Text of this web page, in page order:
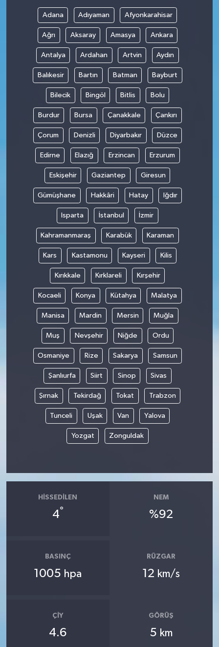
Adana Adıyaman Afyonkarahisar
Ağrı Aksaray Amasya Ankara
Antalya Ardahan Artvin Aydın
Balıkesir Bartın Batman Bayburt
Bilecik Bingöl Bitlis Bolu
Burdur Bursa Çanakkale Çankırı
Çorum Denizli Diyarbakır Düzce
Edirne Elazığ Erzincan Erzurum
Eskişehir Gaziantep Giresun
Gümüşhane Hakkâri Hatay Iğdır
Isparta İstanbul İzmir
Kahramanmaraş Karabük Karaman
Kars Kastamonu Kayseri Kilis
Kırıkkale Kırklareli Kırşehir
Kocaeli Konya Kütahya Malatya
Manisa Mardin Mersin Muğla
Muş Nevşehir Niğde Ordu
Osmaniye Rize Sakarya Samsun
Şanlıurfa Siirt Sinop Sivas
Şırnak Tekirdağ Tokat Trabzon
Tunceli Uşak Van Yalova
Yozgat Zonguldak
HISSEDILEN
4°
NEM
%92
BASINÇ
1005 hpa
RÜZGAR
12 km/s
ÇIY
4.6
GÖRÜŞ
5 km